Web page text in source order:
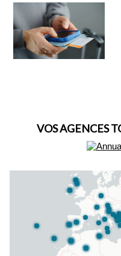
VOS AGENCES